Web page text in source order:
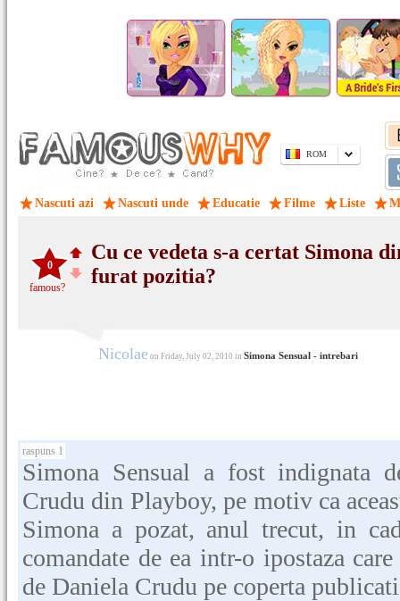
ROM
Nascuti azi Nascuti unde Educatie Filme Liste
0
famous?
Cu ce vedeta s-a certat Simona
furat pozitia?
Nicolae on Friday, July 02, 2010 in Simona Sensual - intrebari
raspuns 1
Simona Sensual a fost indignata
Crudu din Playboy, pe motiv ca
Simona a pozat, anul trecut, in
comandate de ea intr-o ipostaza
de Daniela Crudu pe coperta